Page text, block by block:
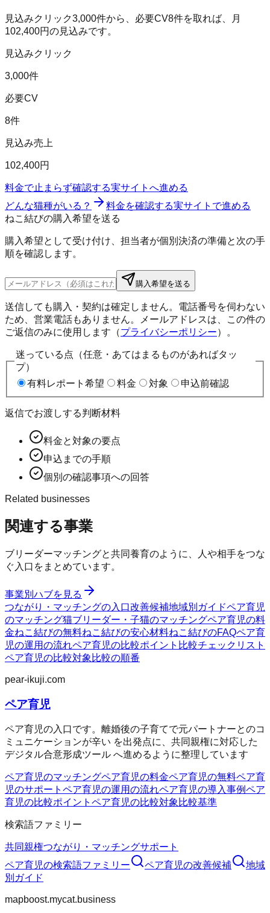
見込みクリック3,000件から、必要CV8件を取れば、月
102,400円の見込みです。
見込みクリック
3,000件
必要CV
8件
見込み売上
102,400円
料金で止まらず確認する実サイトへ進める
どんな猫種がいる？
料金を確認する実サイトで進める
ねこ結びの購入希望を送る
購入希望として受け付け、担当者が個別決済の準備と次の手
順を確認します。
購入希望を送る
送信しても購入・契約は確定しません。電話番号を伺わない
ため、営業電話もありません。メールアドレスは、この件の
ご返信のみに使用します（プライバシーポリシー）。
迷っている点（任意・あてはまるものがあればタッ
プ）
有料レポート希望
料金 対象 申込前確認
返信でお渡しする判断材料
料金と対象の要点
申込までの手順
個別の確認事項への回答
Related businesses
関連する事業
ブリーダーマッチングと共同養育のように、人や相手をつな
ぐ入口をまとめています。
事業別ハブを見る
つながり・マッチングの入口改善候補地域別ガイドペア育児
のマッチング猫ブリーダー・子猫のマッチングペア育児の料
金ねこ結びの無料ねこ結びの安心材料ねこ結びのFAQペア育
児の運用の流れペア育児の比較ポイント 比較チェックリスト
ペア育児の比較対象 比較の順番
pear-ikuji.com
ペア育児
ペア育児の入口です。離婚後の子育てで元パートナーとのコ
ミュニケーションが辛い を出発点に、共同親権に対応した
デジタル合意形成ツール へ進めるように整理しています
ペア育児のマッチングペア育児の料金ペア育児の無料ペア育
児のサポート ペア育児の運用の流れペア育児の導入事例ペア
育児の比較ポイント ペア育児の比較対象比較基準
検索語ファミリー
共同親権つながり・マッチングサポート
ペア育児の検索語ファミリー ペア育児の改善候補
地域
別ガイド
mapboost.mycat.business